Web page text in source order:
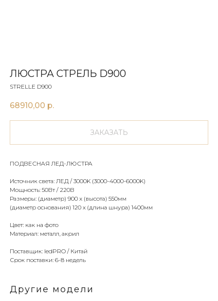
ЛЮСТРА СТРЕЛЬ D900
STRELLE D900
68910,00 р.
ЗАКАЗАТЬ
ПОДВЕСНАЯ ЛЕД-ЛЮСТРА
Источник света: ЛЕД / 3000K (3000-4000-6000K)
Мощность: 50Вт / 220В
Размеры: (диаметр) 900 х (высота) 550мм
(диаметр основания) 120 х (длина шнура) 1400мм
Цвет: как на фото
Материал: металл, акрил
Поставщик: ledPRO / Китай
Срок поставки: 6-8 недель
Другие модели